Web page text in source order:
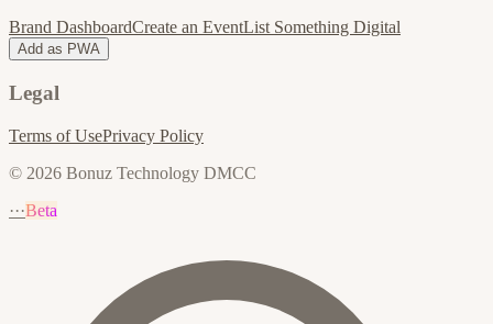
Brand DashboardCreate an EventList Something Digital
Add as PWA
Legal
Terms of UsePrivacy Policy
© 2026 Bonuz Technology DMCC
···Beta